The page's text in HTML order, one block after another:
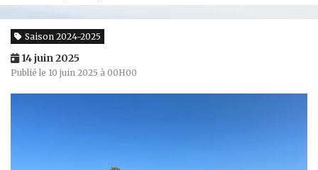
Saison 2024-2025
14 juin 2025
Publié le 10 juin 2025 à 00H00